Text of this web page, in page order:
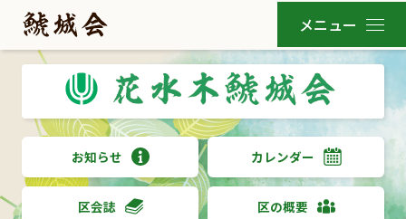
お知らせ カレンダー
区会誌 区の概要